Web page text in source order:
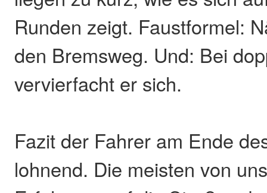
Runden zeigt. Faustformel:
den Bremsweg. Und: Bei
vervierfacht er sich.
Fazit der Fahrer am Ende
lohnend. Die meisten von